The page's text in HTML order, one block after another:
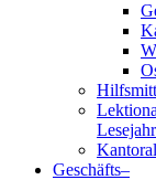
Geschäfts­–